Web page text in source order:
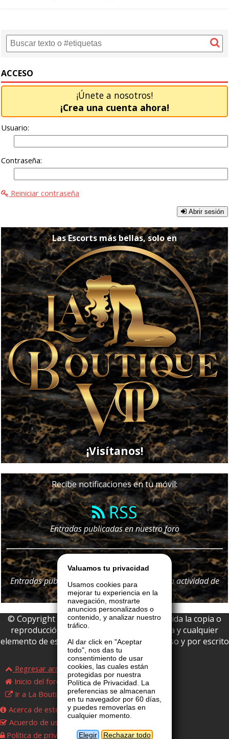
ACCESO
¡Únete a nosotros!
¡Crea una cuenta ahora!
Usuario:
Contraseña:
Reiniciar contraseña
Abrir sesión
Las Escorts más bellas, solo en
¡Visítanos!
Recibe notificaciones en tu móvil:
RSS
Entradas publicadas en nuestro foro
Telegram
Entradas publicadas en nuestro foro y
la actividad de
nuestro portal
© Copyright 2026 La Boutique VIP • Prohibida la copia o
reproducción parcial o total de esta página y cualquier
elemento de este website sin permiso expreso y por escrito
de La Boutique VIP.
Regresar arriba
Inicio del foro
Ir a La Boutique VIP
Acerca de este foro
Acuerdo de uso
Política de privacidad
Valuamos tu privacidad
Usamos cookies para
mejorar tu experiencia en la
navegación, mostrarte
anuncios personalizados o
contenido, y analizar nuestro
tráfico.
Al dar click en "Aceptar
todo", nos das tu
consentimiento de usar
cookies, las cuales están
protegidas por nuestra
Política de Privacidad. La
preferencias se almacenan
en tu navegador por 60 días,
y puedes removerlas en
cualquier momento.
Elegir Rechazar todo